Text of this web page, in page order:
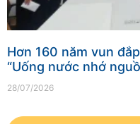
Hơn 160 năm vun
“Uống nước nhớ
28/07/2026